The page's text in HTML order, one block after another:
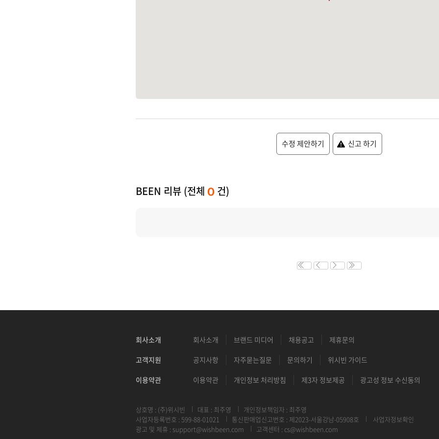
수정 제안하기 신고 하기
BEEN 리뷰 (전체 0 건)
회사소개 회사소개 브랜드 미디어 채용공고 제휴문의
고객지원 공지사항 자주묻는질문 문의하기 위시빈 가이드
이용약관 이용약관 개인정보 처리방침 제3자 정보제공 광고성 정보 수신동의
상호명 : (주)위시빈 대표 : 최주영
개인정보책임자 : 최주영
사업자등록번호 : 599-88-01021
통신판매업신고번호 : 제2023-서울강남-05908호
사업자정보확인
광고 및 제휴 : support@wishbeen.com 고객센터 : cs@wishbeen.com